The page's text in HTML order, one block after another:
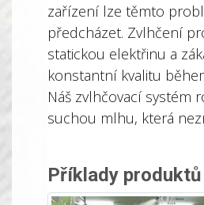
zařízení lze těmto
předcházet. Zvlhčení
statickou elektřinu a
konstantní kvalitu
Náš zvlhčovací systém
suchou mlhu, která
Příklady produktů